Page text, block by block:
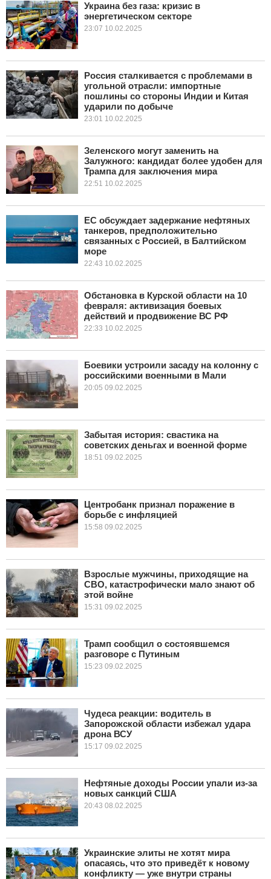
Украина без газа: кризис в
энергетическом секторе
23:07 10.02.2025
Россия сталкивается с проблемами в
угольной отрасли: импортные
пошлины со стороны Индии и Китая
ударили по добыче
23:01 10.02.2025
Зеленского могут заменить на
Залужного: кандидат более удобен для
Трампа для заключения мира
22:51 10.02.2025
ЕС обсуждает задержание нефтяных
танкеров, предположительно
связанных с Россией, в Балтийском
море
22:43 10.02.2025
Обстановка в Курской области на 10
февраля: активизация боевых
действий и продвижение ВС РФ
22:33 10.02.2025
Боевики устроили засаду на колонну с
российскими военными в Мали
20:05 09.02.2025
Забытая история: свастика на
советских деньгах и военной форме
18:51 09.02.2025
Центробанк признал поражение в
борьбе с инфляцией
15:58 09.02.2025
Взрослые мужчины, приходящие на
СВО, катастрофически мало знают об
этой войне
15:31 09.02.2025
Трамп сообщил о состоявшемся
разговоре с Путиным
15:23 09.02.2025
Чудеса реакции: водитель в
Запорожской области избежал удара
дрона ВСУ
15:17 09.02.2025
Нефтяные доходы России упали из-за
новых санкций США
20:43 08.02.2025
Украинские элиты не хотят мира
опасаясь, что это приведёт к новому
конфликту — уже внутри страны